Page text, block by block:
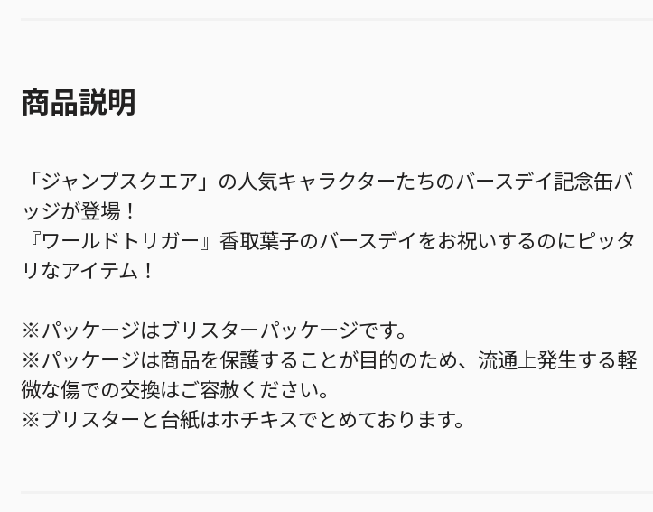
商品説明
「ジャンプスクエア」の人気キャラクターたちのバースデイ記念缶バ
ッジが登場！
『ワールドトリガー』香取葉子のバースデイをお祝いするのにピッタ
リなアイテム！
※パッケージはブリスターパッケージです。
※パッケージは商品を保護することが目的のため、流通上発生する軽
微な傷での交換はご容赦ください。
※ブリスターと台紙はホチキスでとめております。